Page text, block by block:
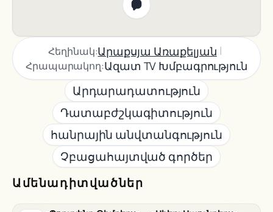
Ամենադիտվածներ
Հեղինակ:Արաքսյա Առաքելյան |
Հրապարակող:Ազատ TV Խմբագրություն
Արդարադատություն
Դատաբժշկագիտություն
հանրային անվտանգություն
Չբացահայտված գործեր